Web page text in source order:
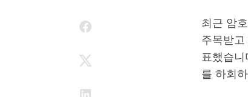
최근 암
주목받
표했습
를 하회